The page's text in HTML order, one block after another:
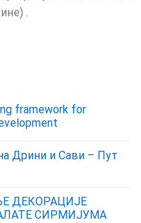
.
framework for
Дрини и Сави – Пут
ДЕКОРАЦИЈЕ
СИРМИЈУМА